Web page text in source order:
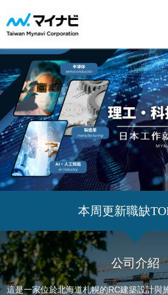
本周更新職缺
公司介紹
這是一家位於北海道札幌的RC建築設計與